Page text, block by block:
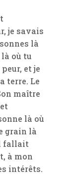
je savais
là
là où tu
et je
terre. Le
maître
là où
grain là
fallait
à mon
intérêts.